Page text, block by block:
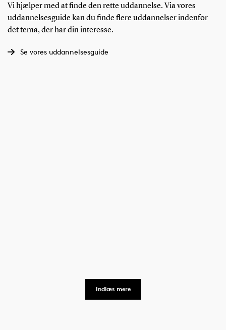
Vi hjælper med at finde den rette uddannelse. Via vores
uddannelsesguide kan du finde flere uddannelser indenfor
det tema, der har din interesse.
Se vores uddannelsesguide
Indlæs mere